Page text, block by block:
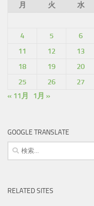
月
火 水
4
5 6
11
12 13
18
19 20
25
26 27
« 11月
1月 »
GOOGLE TRANSLATE
検
索:
RELATED SITES